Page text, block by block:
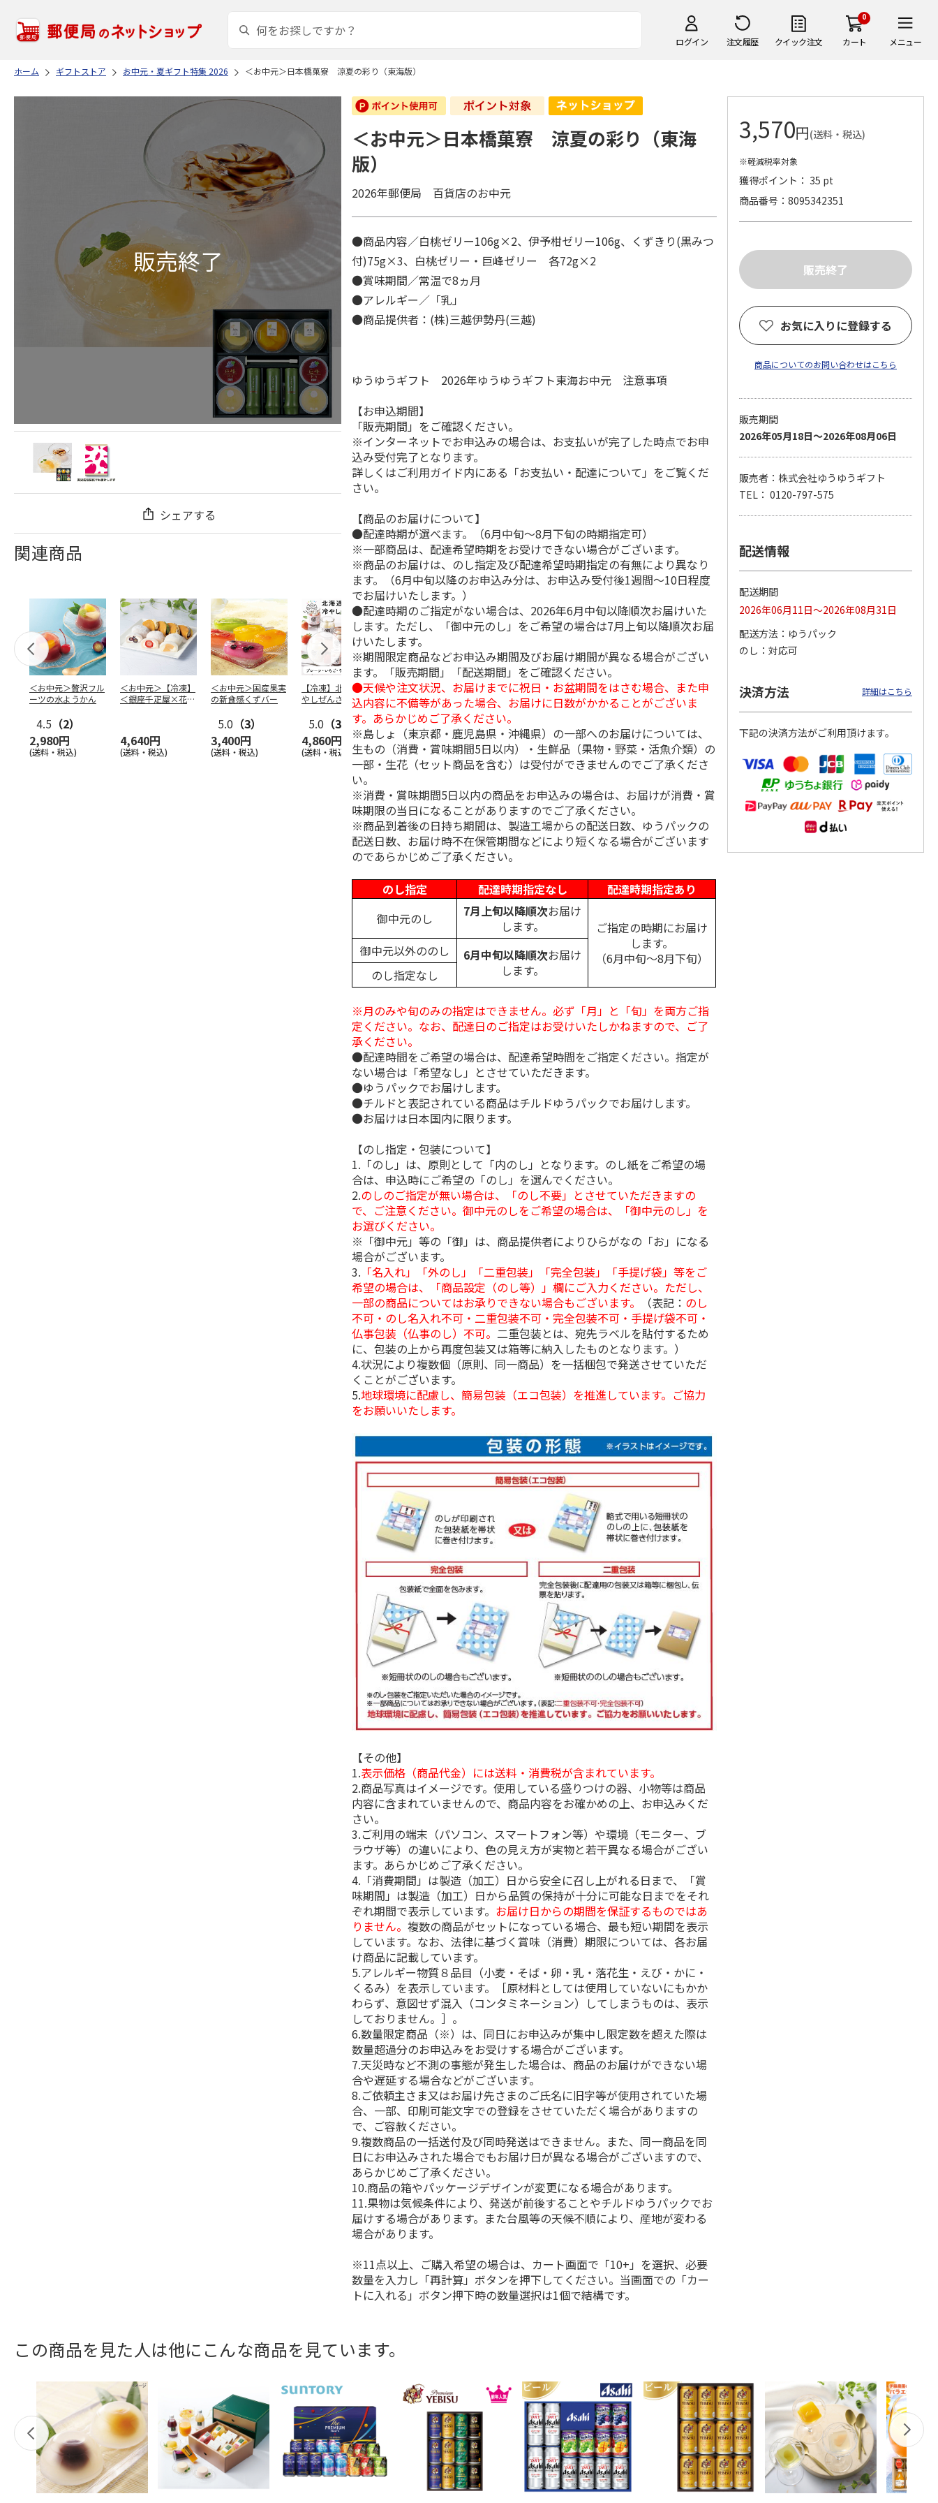
ログイン 注文履歴 クイック注文
0
カート メニュー
ホーム ギフトストア お中元・夏ギフト特集 2026 ＜お中元＞日本橋菓寮 涼夏の彩り（東海版）
シェアする
関連商品
＜お中元＞贅沢フル
ーツの水ようかん
4.5 （2）
2,980円
(送料・税込)
＜お中元＞【冷凍】
＜銀座千疋屋×花園
4,640円
(送料・税込)
＜お中元＞国産果実
の新食感くずバー
5.0 （3）
3,400円
(送料・税込)
【冷凍】北海道 冷
やしぜんざい 3種6
5.0 （3）
4,860円
(送料・税込)
＜お中元＞東京あん
バターパンケーキ６
個入
4.0（1）
2,300円
(送料・税込)
＜お中元＞江戸日本
橋よもぎ草餅１６個
入
4.0（1）
2,000円
(送料・税込)
＜お中元＞ななこ
夏
2,160円
(送料・税込)
＜お中元＞ななこ
夏
3,240円
(送料・税込)
金澤小町 KMC-15Ｒ
2,380円
＜お中元＞洋風おこ
しチュララ
3,300円
(送料・税込)
＜お中元＞日本橋菓寮 涼夏の彩り（東海
版）
2026年郵便局 百貨店のお中元
●商品内容／白桃ゼリー106g×2、伊予柑ゼリー106g、くずきり(黒みつ
付)75g×3、白桃ゼリー・巨峰ゼリー 各72g×2
●賞味期間／常温で8ヵ月
●アレルギー／「乳」
●商品提供者：(株)三越伊勢丹(三越)
ゆうゆうギフト 2026年ゆうゆうギフト東海お中元 注意事項
【お申込期間】
「販売期間」をご確認ください。
※インターネットでお申込みの場合は、お支払いが完了した時点でお申
込み受付完了となります。
詳しくはご利用ガイド内にある「お支払い・配達について」をご覧くだ
さい。
【商品のお届けについて】
●配達時期が選べます。（6月中旬～8月下旬の時期指定可）
※一部商品は、配達希望時期をお受けできない場合がございます。
※商品のお届けは、のし指定及び配達希望時期指定の有無により異なり
ます。（6月中旬以降のお申込み分は、お申込み受付後1週間～10日程度
でお届けいたします。）
●配達時期のご指定がない場合は、2026年6月中旬以降順次お届けいた
します。ただし、「御中元のし」をご希望の場合は7月上旬以降順次お届
けいたします。
※期間限定商品などお申込み期間及びお届け期間が異なる場合がござい
ます。「販売期間」「配送期間」をご確認ください。
●天候や注文状況、お届けまでに祝日・お盆期間をはさむ場合、また申
込内容に不備等があった場合、お届けに日数がかかることがございま
す。あらかじめご了承ください。
※島しょ（東京都・鹿児島県・沖縄県）の一部へのお届けについては、
生もの（消費・賞味期間5日以内）・生鮮品（果物・野菜・活魚介類）の
一部・生花（セット商品を含む）は受付ができませんのでご了承くださ
い。
※消費・賞味期間5日以内の商品をお申込みの場合は、お届けが消費・賞
味期限の当日になることがありますのでご了承ください。
※商品到着後の日持ち期間は、製造工場からの配送日数、ゆうパックの
配送日数、お届け時不在保管期間などにより短くなる場合がございます
のであらかじめご了承ください。
のし指定
配達時期指定なし
配達時期指定あり
御中元のし
7月上旬以降順次お届け
します。
ご指定の時期にお届け
します。
（6月中旬～8月下旬）
御中元以外ののし 6月中旬以降順次お届け
します。
のし指定なし
※月のみや旬のみの指定はできません。必ず「月」と「旬」を両方ご指
定ください。なお、配達日のご指定はお受けいたしかねますので、ご了
承ください。
●配達時間をご希望の場合は、配達希望時間をご指定ください。指定が
ない場合は「希望なし」とさせていただきます。
●ゆうパックでお届けします。
●チルドと表記されている商品はチルドゆうパックでお届けします。
●お届けは日本国内に限ります。
【のし指定・包装について】
1.「のし」は、原則として「内のし」となります。のし紙をご希望の場
合は、申込時にご希望の「のし」を選んでください。
2.のしのご指定が無い場合は、「のし不要」とさせていただきますの
で、ご注意ください。御中元のしをご希望の場合は、「御中元のし」を
お選びください。
※「御中元」等の「御」は、商品提供者によりひらがなの「お」になる
場合がございます。
3. 「名入れ」「外のし」「二重包装」「完全包装」「手提げ袋」等をご
希望の場合は、「商品設定（のし等）」欄にご入力ください。ただし、
一部の商品についてはお承りできない場合もございます。
（表記： のし
不可・のし名入れ不可・二重包装不可・完全包装不可・手提げ袋不可・
仏事包装（仏事のし）不可。 二重包装とは、宛先ラベルを貼付するため
に、包装の上から再度包装又は箱等に納入したものとなります。）
4.状況により複数個（原則、同一商品）を一括梱包で発送させていただ
くことがございます。
5.地球環境に配慮し、簡易包装（エコ包装）を推進しています。ご協力
をお願いいたします。
【その他】
1.表示価格（商品代金）には送料・消費税が含まれています。
2.商品写真はイメージです。使用している盛りつけの器、小物等は商品
内容に含まれていませんので、商品内容をお確かめの上、お申込みくだ
さい。
3.ご利用の端末（パソコン、スマートフォン等）や環境（モニター、ブ
ラウザ等）の違いにより、色の見え方が実物と若干異なる場合がござい
ます。あらかじめご了承ください。
4.「消費期間」は製造（加工）日から安全に召し上がれる日まで、「賞
味期間」は製造（加工）日から品質の保持が十分に可能な日までをそれ
ぞれ期間で表示しています。 お届け日からの期間を保証するものではあ
りません。複数の商品がセットになっている場合、最も短い期間を表示
しています。なお、法律に基づく賞味（消費）期限については、各お届
け商品に記載しています。
5.アレルギー物質８品目（小麦・そば・卵・乳・落花生・えび・かに・
くるみ）を表示しています。［原材料としては使用していないにもかか
わらず、意図せず混入（コンタミネーション）してしまうものは、表示
しておりません。］。
6.数量限定商品（※）は、同日にお申込みが集中し限定数を超えた際は
数量超過分のお申込みをお受けする場合がございます。
7.天災時など不測の事態が発生した場合は、商品のお届けができない場
合や遅延する場合などがございます。
8.ご依頼主さま又はお届け先さまのご氏名に旧字等が使用されていた場
合、一部、印刷可能文字での登録をさせていただく場合がありますの
で、ご容赦ください。
9.複数商品の一括送付及び同時発送はできません。また、同一商品を同
日にお申込みされた場合でもお届け日が異なる場合がございますので、
あらかじめご了承ください。
10.商品の箱やパッケージデザインが変更になる場合があります。
11.果物は気候条件により、発送が前後することやチルドゆうパックでお
届けする場合があります。また台風等の天候不順により、産地が変わる
場合があります。
※11点以上、ご購入希望の場合は、カート画面で「10+」を選択、必要
数量を入力し「再計算」ボタンを押下してください。当画面での「カー
トに入れる」ボタン押下時の数量選択は1個で結構です。
3,570円(送料・税込)
※軽減税率対象
獲得ポイント： 35 pt
商品番号
8095342351
お気に入りに登録する
商品についてのお問い合わせはこちら
販売期間
2026年05月18日～2026年08月06日
販売者：株式会社ゆうゆうギフト
TEL： 0120-797-575
配送情報
配送期間
2026年06月11日～2026年08月31日
配送方法
ゆうパック
のし
対応可
決済方法 詳細はこちら
下記の決済方法がご利用頂けます。
この商品を見た人は他にこんな商品を見ています。